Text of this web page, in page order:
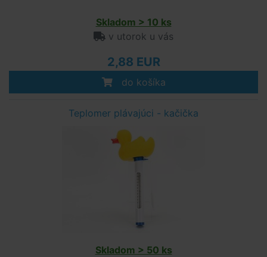
Skladom > 10 ks
v utorok u vás
2,88 EUR
do košíka
Teplomer plávajúci - kačička
Skladom > 50 ks